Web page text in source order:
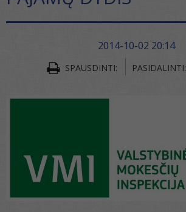
2014-10-02 20:14
SPAUSDINTI: PASIDALINTI: